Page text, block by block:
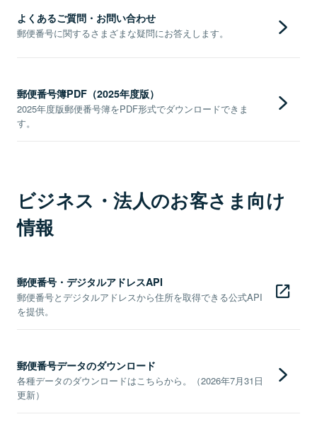
よくあるご質問・お問い合わせ
郵便番号に関するさまざまな疑問にお答えします。
郵便番号簿PDF（2025年度版）
2025年度版郵便番号簿をPDF形式でダウンロードできま
す。
ビジネス・法人のお客さま向け
情報
郵便番号・デジタルアドレスAPI
郵便番号とデジタルアドレスから住所を取得できる公式API
を提供。
郵便番号データのダウンロード
各種データのダウンロードはこちらから。（2026年7月31日
更新）